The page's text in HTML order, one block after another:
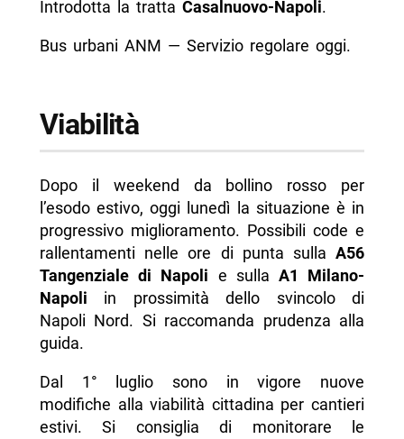
Introdotta la tratta Casalnuovo-Napoli.
Bus urbani ANM — Servizio regolare oggi.
Viabilità
Dopo il weekend da bollino rosso per
l’esodo estivo, oggi lunedì la situazione è in
progressivo miglioramento. Possibili code e
rallentamenti nelle ore di punta sullaA56
Tangenziale di Napoli e sulla A1 Milano-
Napoli in prossimità dello svincolo di
Napoli Nord. Si raccomanda prudenza alla
guida.
Dal 1° luglio sono in vigore nuove
modifiche alla viabilità cittadina per cantieri
estivi. Si consiglia di monitorare le